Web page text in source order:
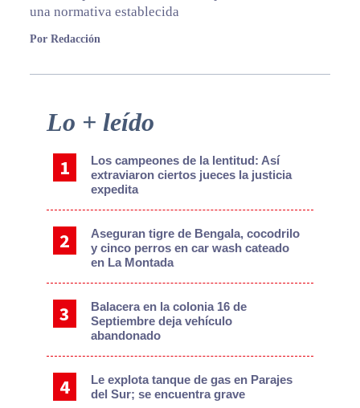
una normativa establecida
Por Redacción
Primary
Lo + leído
Los campeones de la lentitud: Así
extraviaron ciertos jueces la justicia
expedita
Aseguran tigre de Bengala, cocodrilo
y cinco perros en car wash cateado
en La Montada
Balacera en la colonia 16 de
Septiembre deja vehículo
abandonado
Le explota tanque de gas en Parajes
del Sur; se encuentra grave